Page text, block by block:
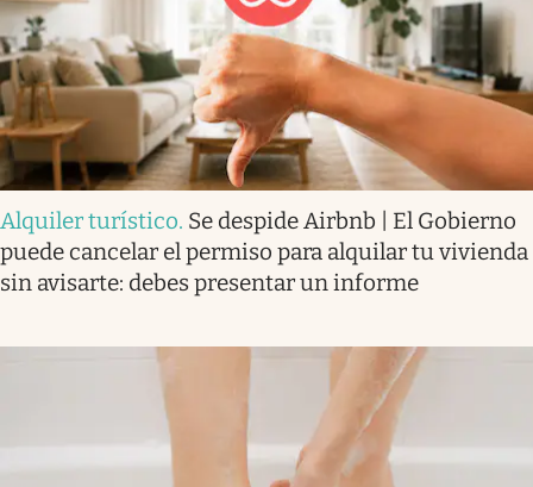
Alquiler turístico. Se despide Airbnb | El Gobierno
puede cancelar el permiso para alquilar tu vivienda
sin avisarte: debes presentar un informe